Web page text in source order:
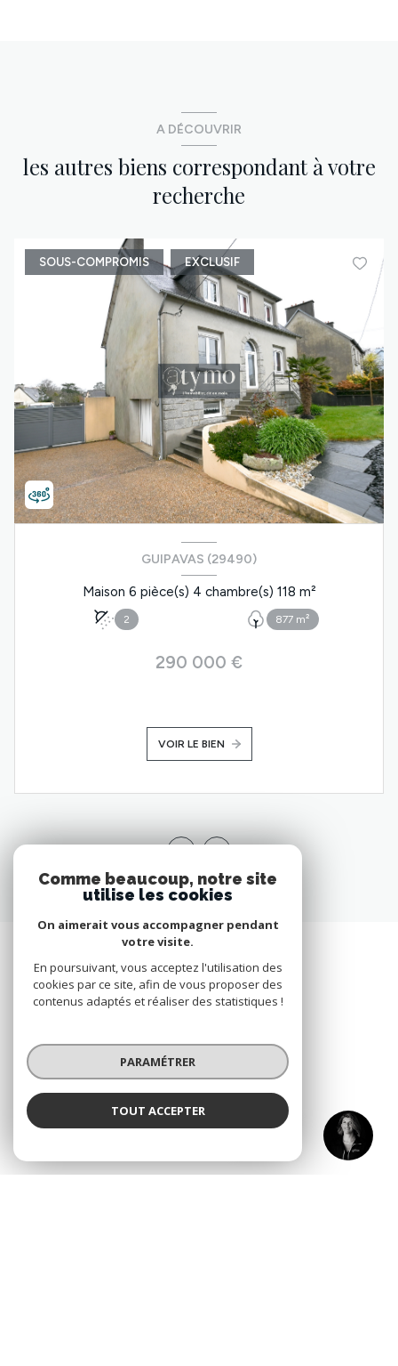
RIOU
A DÉCOUVRIR
les autres biens correspondant à votre
recherche
SOUS-COMPROMIS EXCLUSIF
GUIPAVAS (29490)
Maison 6 pièce(s) 4 chambre(s) 118 m²
2 877 m²
290 000 €
VOIR LE BIEN
VOTRE ESPACE
Comme beaucoup, notre site
utilise les cookies
On aimerait vous accompagner pendant
votre visite.
En poursuivant, vous acceptez l'utilisation des
cookies par ce site, afin de vous proposer des
contenus adaptés et réaliser des statistiques !
PARAMÉTRER
TOUT ACCEPTER